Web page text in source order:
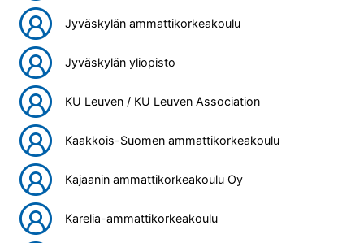
Jyväskylän ammattikorkeakoulu
Jyväskylän yliopisto
KU Leuven / KU Leuven Association
Kaakkois-Suomen ammattikorkeakoulu
Kajaanin ammattikorkeakoulu Oy
Karelia-ammattikorkeakoulu